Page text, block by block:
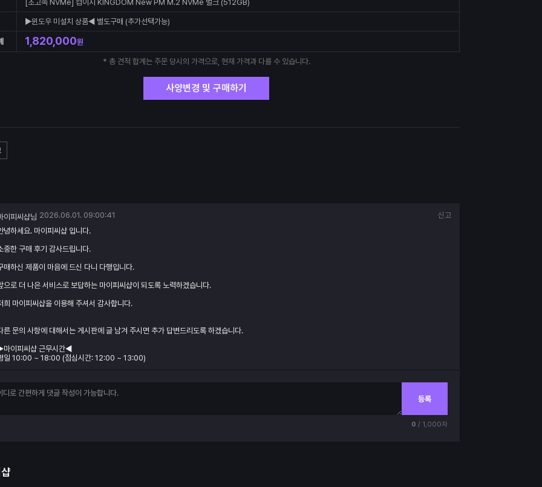
[초고속 NVMe] 컴이지 KINGDOM New PM M.2 NVMe 벌크 (512GB)
▶윈도우 미설치 상품◀ 별도구매 (추가선택가능)
1,820,000원
* 총 견적 합계는 주문 당시의 가격으로, 현재 가격과 다를 수 있습니다.
사양변경 및 구매하기
이피씨샵님 2026.06.01. 09:00:41
녕하세요. 마이피씨샵 입니다.
중한 구매 후기 감사드립니다.
매하신 제품이 마음에 드신 다니 다행입니다.
으로 더 나은 서비스로 보답하는 마이피씨샵이 되도록 노력하겠습니다.
희 마이피씨샵을 이용해 주셔서 감사합니다.
른 문의 사항에 대해서는 게시판에 글 남겨 주시면 추가 답변드리도록 하겠습니다.
이피씨샵 근무시간◀
일 10:00 ~ 18:00 (점심시간: 12:00 ~ 13:00)
신고
등록
0 / 1,000자